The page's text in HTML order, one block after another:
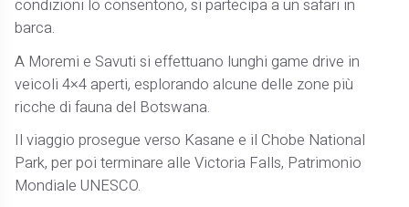
condizioni lo consentono, si partecipa a un safari in
barca.
A Moremi e Savuti si effettuano lunghi game drive in
veicoli 4×4 aperti, esplorando alcune delle zone più
ricche di fauna del Botswana.
Il viaggio prosegue verso Kasane e il Chobe National
Park, per poi terminare alle Victoria Falls, Patrimonio
Mondiale UNESCO.